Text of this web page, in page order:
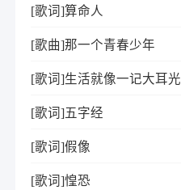
[歌词]算命人
[歌曲]那一个青春少年
[歌词]生活就像一记大耳光
[歌词]五字经
[歌词]假像
[歌词]惶恐